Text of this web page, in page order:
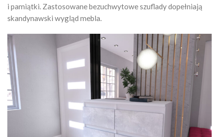
i pamiątki. Zastosowane bezuchwytowe szuflady dopełniają
skandynawski wygląd mebla.